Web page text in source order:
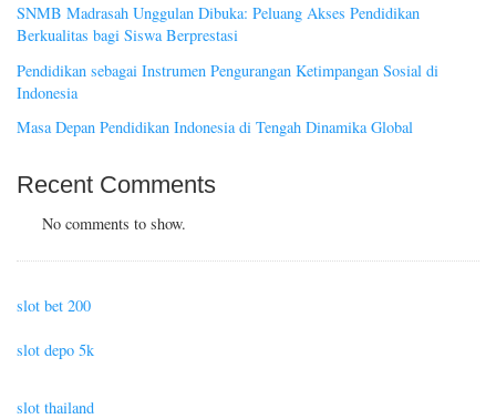
SNMB Madrasah Unggulan Dibuka: Peluang Akses Pendidikan
Berkualitas bagi Siswa Berprestasi
Pendidikan sebagai Instrumen Pengurangan Ketimpangan Sosial di
Indonesia
Masa Depan Pendidikan Indonesia di Tengah Dinamika Global
Recent Comments
No comments to show.
slot bet 200
slot depo 5k
slot thailand